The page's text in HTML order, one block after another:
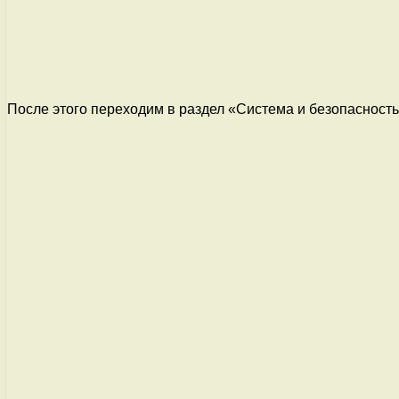
После этого переходим в раздел «Система и